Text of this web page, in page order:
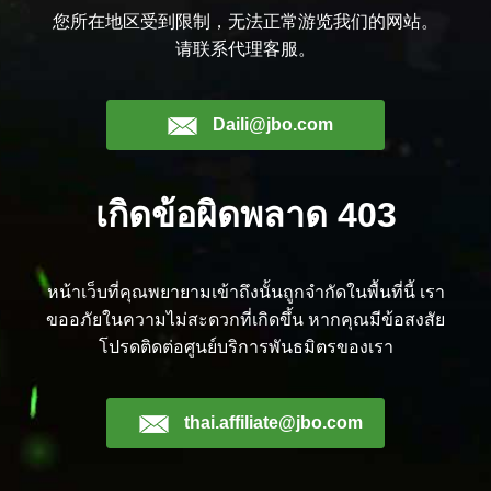
您所在地区受到限制，无法正常游览我们的网站。
请联系代理客服。
Daili@jbo.com
เกิดข้อผิดพลาด 403
หน้าเว็บที่คุณพยายามเข้าถึงนั้นถูกจำกัดในพื้นที่นี้ เรา
ขออภัยในความไม่สะดวกที่เกิดขึ้น หากคุณมีข้อสงสัย
โปรดติดต่อศูนย์บริการพันธมิตรของเรา
thai.affiliate@jbo.com